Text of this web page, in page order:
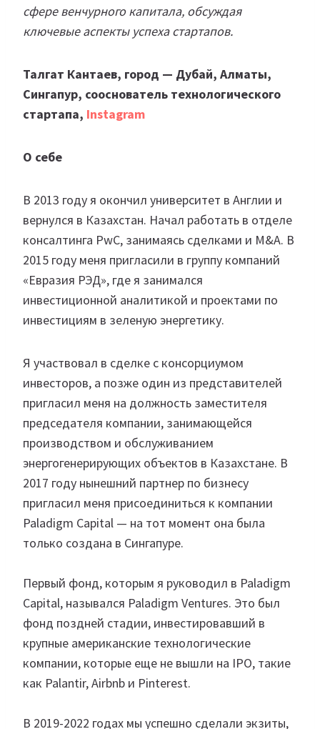
сфере венчурного капитала, обсуждая
ключевые аспекты успеха стартапов.
Талгат Кантаев, город — Дубай, Алматы,
Сингапур, сооснователь технологического
стартапа, Instagram
О себе
В 2013 году я окончил университет в Англии и
вернулся в Казахстан. Начал работать в отделе
консалтинга PwC, занимаясь сделками и M&A. В
2015 году меня пригласили в группу компаний
«Евразия РЭД», где я занимался
инвестиционной аналитикой и проектами по
инвестициям в зеленую энергетику.
Я участвовал в сделке с консорциумом
инвесторов, а позже один из представителей
пригласил меня на должность заместителя
председателя компании, занимающейся
производством и обслуживанием
энергогенерирующих объектов в Казахстане. В
2017 году нынешний партнер по бизнесу
пригласил меня присоединиться к компании
Paladigm Capital — на тот момент она была
только создана в Сингапуре.
Первый фонд, которым я руководил в Paladigm
Capital, назывался Paladigm Ventures. Это был
фонд поздней стадии, инвестировавший в
крупные американские технологические
компании, которые еще не вышли на IPO, такие
как Palantir, Airbnb и Pinterest.
В 2019-2022 годах мы успешно сделали экзиты,